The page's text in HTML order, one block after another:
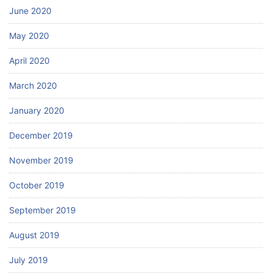
June 2020
May 2020
April 2020
March 2020
January 2020
December 2019
November 2019
October 2019
September 2019
August 2019
July 2019